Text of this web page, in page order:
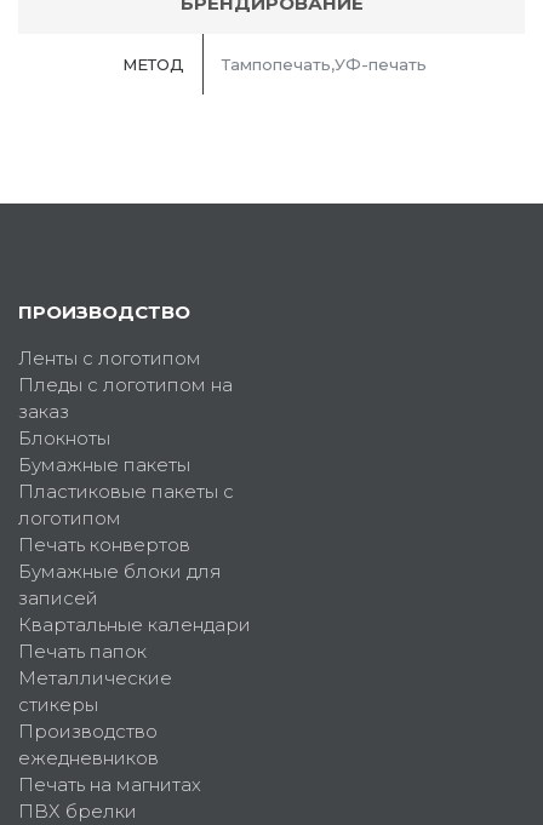
МЕТОД Тампопечать,УФ-печать
ПРОИЗВОДСТВО
Ленты с логотипом
Пледы с логотипом на
заказ
Блокноты
Бумажные пакеты
Пластиковые пакеты с
логотипом
Печать конвертов
Бумажные блоки для
записей
Квартальные календари
Печать папок
Металлические
стикеры
Производство
ежедневников
Печать на магнитах
ПВХ брелки